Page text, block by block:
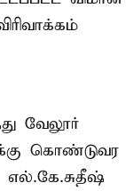
வேலூர்
கொண்டுவர
எல்.கே.சுதீஷ்